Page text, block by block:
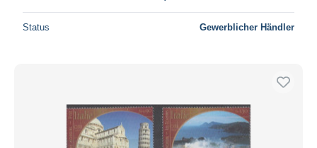
Status Gewerblicher Händler